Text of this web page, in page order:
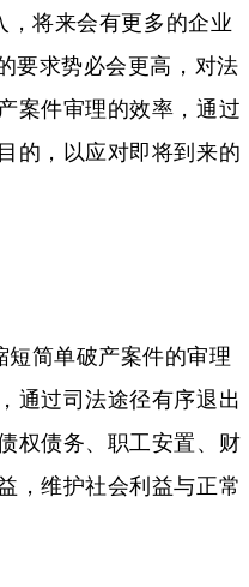
将来会有更多的企业
要求势必会更高，对法
案件审理的效率，通过
的，以应对即将到来的
简单破产案件的审理
通过司法途径有序退出
权债务、职工安置、财
，维护社会利益与正常